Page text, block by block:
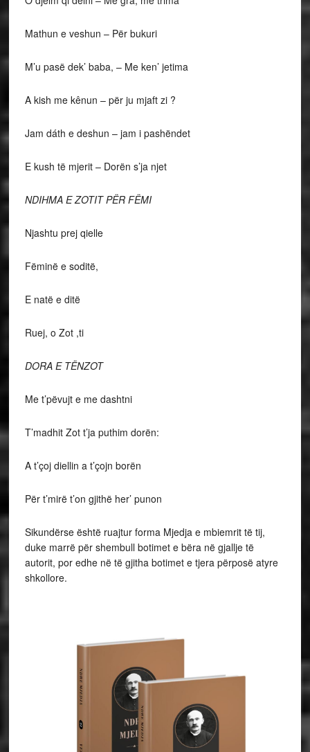
Mathun e veshun – Për bukuri
M’u pasë dek’ baba, – Me ken’ jetima
A kish me kênun – për ju mjaft zi ?
Jam dáth e deshun – jam i pashëndet
E kush të mjerit – Dorën s’ja njet
NDIHMA E ZOTIT PËR FËMI
Njashtu prej qielle
Fëminë e soditë,
E natë e ditë
Ruej, o Zot ,ti
DORA E TËNZOT
Me t’pëvujt e me dashtni
T’madhit Zot t’ja puthim dorën:
A t’çoj diellin a t’çojn borën
Për t’mirë t’on gjithë her’ punon
Sikundërse është ruajtur forma Mjedja e mbiemrit të tij,
duke marrë për shembull botimet e bëra në gjallje të
autorit, por edhe në të gjitha botimet e tjera përposë atyre
shkollore.